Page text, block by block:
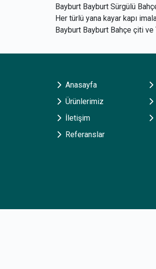
Bayburt Bayburt Sürgülü
Her türlü yana kayar kapı
Bayburt Bayburt Bahçe çiti
Anasayfa
Ürünlerimiz
İletişim
Referanslar